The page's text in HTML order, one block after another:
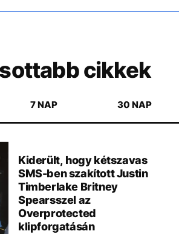
cikkek
7 NAP 30 NAP
Kiderült, hogy kétszavas
SMS-ben szakított Justin
Timberlake Britney
Spearsszel az
Overprotected
klipforgatásán